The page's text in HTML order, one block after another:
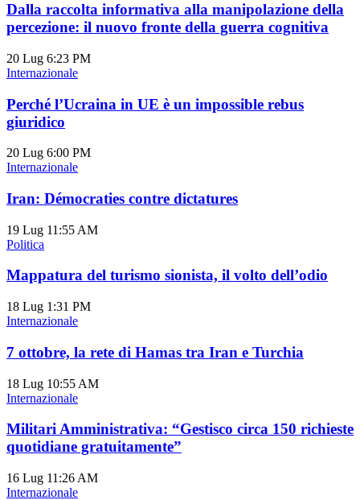
Dalla raccolta informativa alla manipolazione della
percezione: il nuovo fronte della guerra cognitiva
20 Lug 6:23 PM
Internazionale
Perché l’Ucraina in UE è un impossible rebus
giuridico
20 Lug 6:00 PM
Internazionale
Iran: Démocraties contre dictatures
19 Lug 11:55 AM
Politica
Mappatura del turismo sionista, il volto dell’odio
18 Lug 1:31 PM
Internazionale
7 ottobre, la rete di Hamas tra Iran e Turchia
18 Lug 10:55 AM
Internazionale
Militari Amministrativa: “Gestisco circa 150 richieste
quotidiane gratuitamente”
16 Lug 11:26 AM
Internazionale